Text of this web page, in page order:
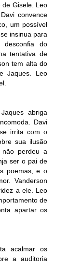
de Gisele. Leo
convence
um possível
insinua para
do
tentativa de
tem alta do
Jaques. Leo
abriga
Davi
irrita com o
sua ilusão
não perdeu a
ser o pai de
poemas, e o
Vanderson
a ele. Leo
de
apartar os
acalmar os
a auditoria